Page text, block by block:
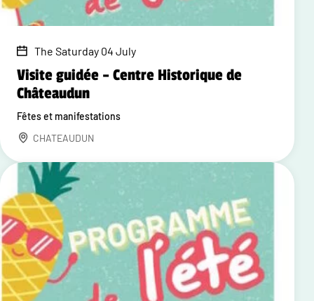
The Saturday 04 July
Visite guidée – Centre Historique de
Châteaudun
Fêtes et manifestations
CHATEAUDUN